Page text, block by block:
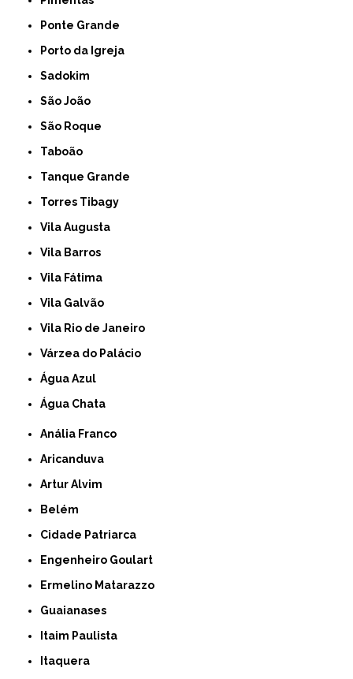
Ponte Grande
Porto da Igreja
Sadokim
São João
São Roque
Taboão
Tanque Grande
Torres Tibagy
Vila Augusta
Vila Barros
Vila Fátima
Vila Galvão
Vila Rio de Janeiro
Várzea do Palácio
Água Azul
Água Chata
Anália Franco
Aricanduva
Artur Alvim
Belém
Cidade Patriarca
Engenheiro Goulart
Ermelino Matarazzo
Guaianases
Itaim Paulista
Itaquera